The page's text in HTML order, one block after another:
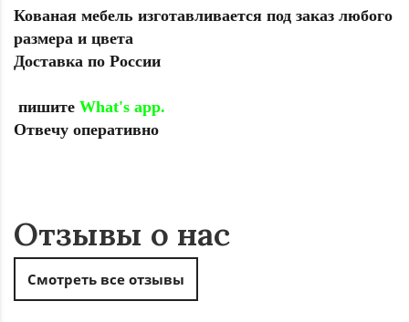
Кованая мебель изготавливается под заказ любого
размера и цвета
Доставка по России
пишите What's app.
Отвечу оперативно
Отзывы о нас
Смотреть все отзывы